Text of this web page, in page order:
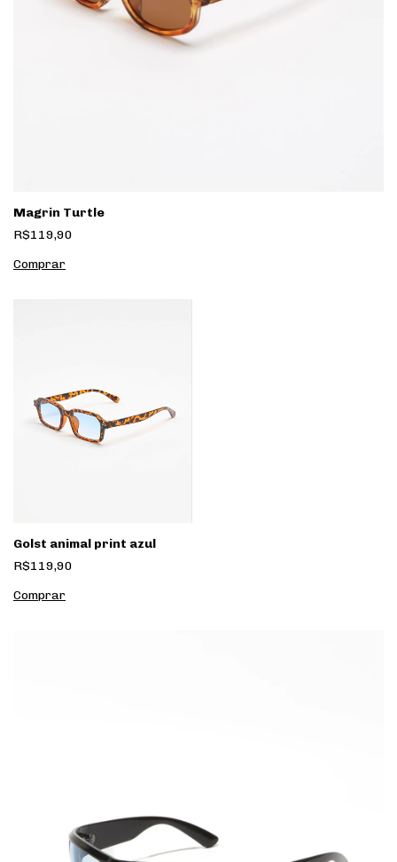
Magrin Turtle
R$119,90
Golst animal print azul
R$119,90